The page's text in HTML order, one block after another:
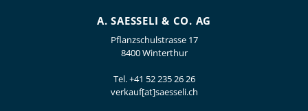
A. SAESSELI & CO. AG
Pflanzschulstrasse 17
8400 Winterthur
Tel.+41 52 235 26 26
verkauf[at]saesseli.ch